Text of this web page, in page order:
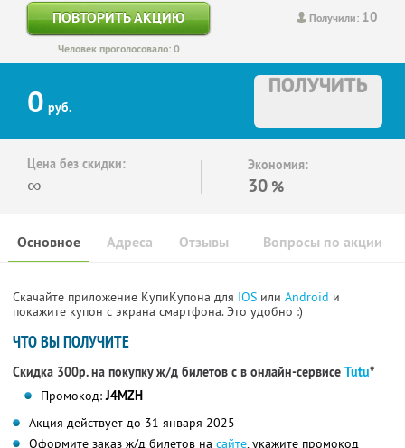
Получили: 10
ПОВТОРИТЬ АКЦИЮ
Человек проголосовало: 0
0 руб.
ПОЛУЧИТЬ
Цена без скидки:
∞
Экономия:
30 %
Основное Отзывы Вопросы по акции
Адреса
Скачайте приложение КупиКупона для IOS или Android и
покажите купон с экрана смартфона. Это удобно :)
ЧТО ВЫ ПОЛУЧИТЕ
Скидка 300р. на покупку ж/д билетов с в онлайн-сервисе Tutu*
Промокод:J4MZH
Акция действует до 31 января 2025
Оформите заказ ж/д билетов на сайте, укажите промокод